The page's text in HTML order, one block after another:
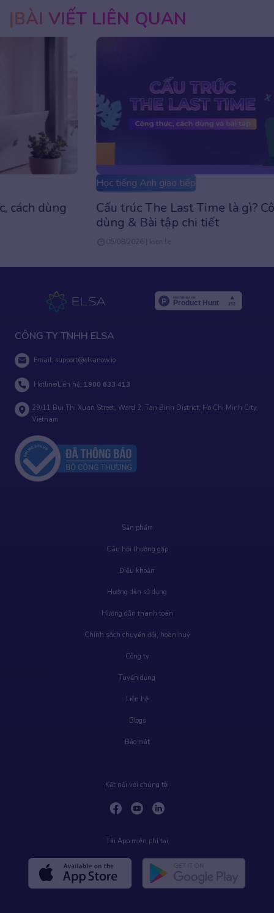
BÀI VIẾT LIÊN QUAN
Học tiếng Anh giao tiếp
Cấu trúc The Last Time là gì? Công thức, Cách
dùng & Bài tập chi tiết
CÔNG TY TNHH ELSA
Email: support@elsanow.io
Hotline/Liên hệ: 1900 633 413
29/11 Bui Thi Xuan Street, Ward 2, Tan Binh District, Ho Chi Minh City,
Vietnam
Sản phẩm
Câu hỏi thường gặp
Điều khoản
Hướng dẫn sử dụng
Hướng dẫn thanh toán
Chính sách chuyển đổi, hoàn huỷ
Công ty
Tuyển dụng
Liên hệ
Blogs
Bảo mật
Kết nối với chúng tôi
Tải App miễn phí tại